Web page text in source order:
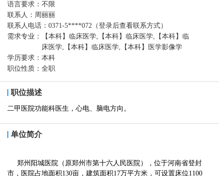
语言要求： 不限
联系人： 周丽丽
联系人电话： 0371-5****072（登录后查看联系方式）
需求专业：
【本科】临床医学,【本科】临床医学,【本科】临
床医学,【本科】临床医学,【本科】医学影像学
学历要求： 本科
职位性质： 全职
职位描述
二甲医院功能科医生，心电、脑电方向。
单位简介
郑州阳城医院（原郑州市第十六人民医院），位于河南省登封
市，医院占地面积130亩，建筑面积17万平方米，可设置床位1100